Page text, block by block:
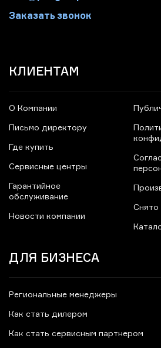
Заказать звонок
КЛИЕНТАМ
О Компании
Письмо директору
Где купить
Сервисные центры
Гарантийное
обслуживание
Новости компании
Снято
ДЛЯ БИЗНЕСА
Региональные менеджеры
Как стать дилером
Как стать сервисным партнером